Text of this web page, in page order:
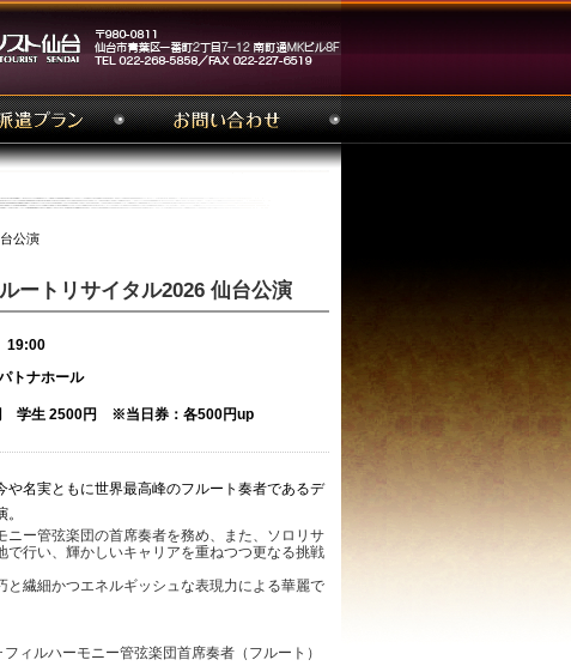
公演
ートリサイタル2026 仙台公演
19:00
トナホール
生 2500円 ※当日券：各500円up
や名実ともに世界最高峰のフルート奏者であるデ
ニー管弦楽団の首席奏者を務め、また、ソロリサ
で行い、輝かしいキャリアを重ねつつ更なる挑戦
と繊細かつエネルギッシュな表現力による華麗で
ィルハーモニー管弦楽団首席奏者（フルート）